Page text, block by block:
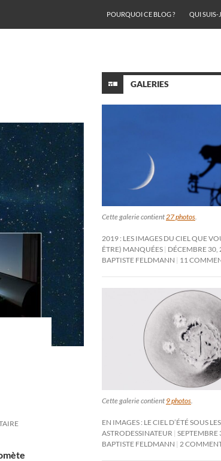
POURQUOI CE BLOG ?
QUI SUIS-
GALERIES
Cette galerie contient27 photos.
2019 : LES IMAGES DU CIEL QUE
ÊTRE) MANQUÉES DÉCEMBRE 30,
BAPTISTE FELDMANN
11
Cette galerie contient 9 photos
EN IMAGES : LE CIEL D’ÉTÉ SOUS
ASTRODESSINATEUR SEPTEMBRE
BAPTISTE FELDMANN
2